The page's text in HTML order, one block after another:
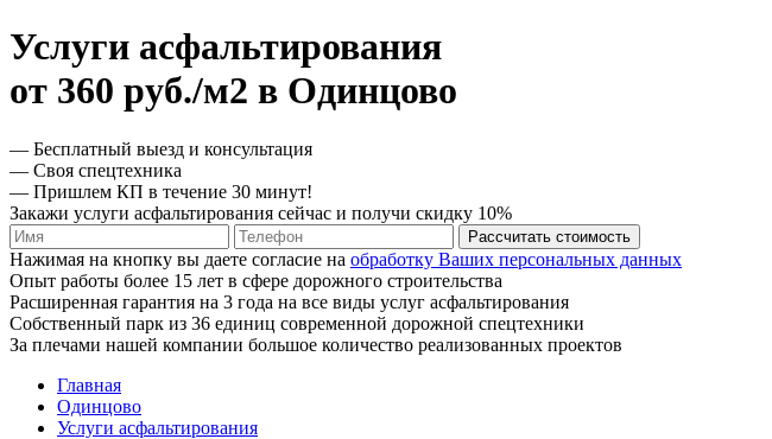
Услуги асфальтирования
от 360 руб./м2 в Одинцово
— Бесплатный выезд и консультация
— Своя спецтехника
— Пришлем КП в течение 30 минут!
Закажи услуги асфальтирования сейчас и получи скидку 10%
Рассчитать стоимость
Нажимая на кнопку вы даете согласие на обработку Ваших персональных данных
Опыт работы более 15 лет в сфере дорожного строительства
Расширенная гарантия на 3 года на все виды услуг асфальтирования
Собственный парк из 36 единиц современной дорожной спецтехники
За плечами нашей компании большое количество реализованных проектов
Главная
Одинцово
Услуги асфальтирования